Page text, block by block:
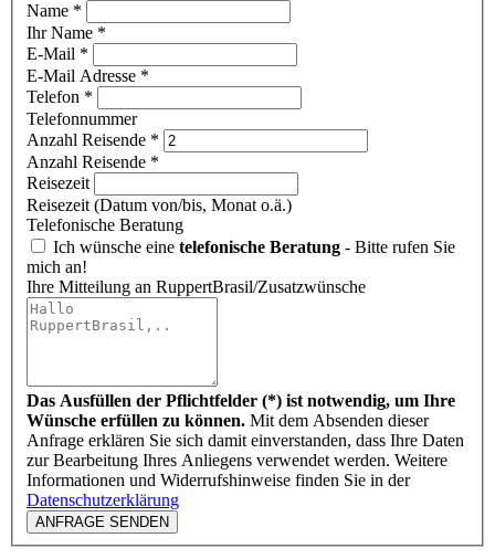
Name *
Ihr Name *
E-Mail *
E-Mail Adresse *
Telefon *
Telefonnummer
Anzahl Reisende *
Anzahl Reisende *
Reisezeit
Reisezeit (Datum von/bis, Monat o.ä.)
Telefonische Beratung
Ich wünsche eine telefonische Beratung - Bitte rufen Sie
mich an!
Ihre Mitteilung an RuppertBrasil/Zusatzwünsche
Das Ausfüllen der Pflichtfelder (*) ist notwendig, um Ihre
Wünsche erfüllen zu können. Mit dem Absenden dieser
Anfrage erklären Sie sich damit einverstanden, dass Ihre Daten
zur Bearbeitung Ihres Anliegens verwendet werden. Weitere
Informationen und Widerrufshinweise finden Sie in der
Datenschutzerklärung
ANFRAGE SENDEN